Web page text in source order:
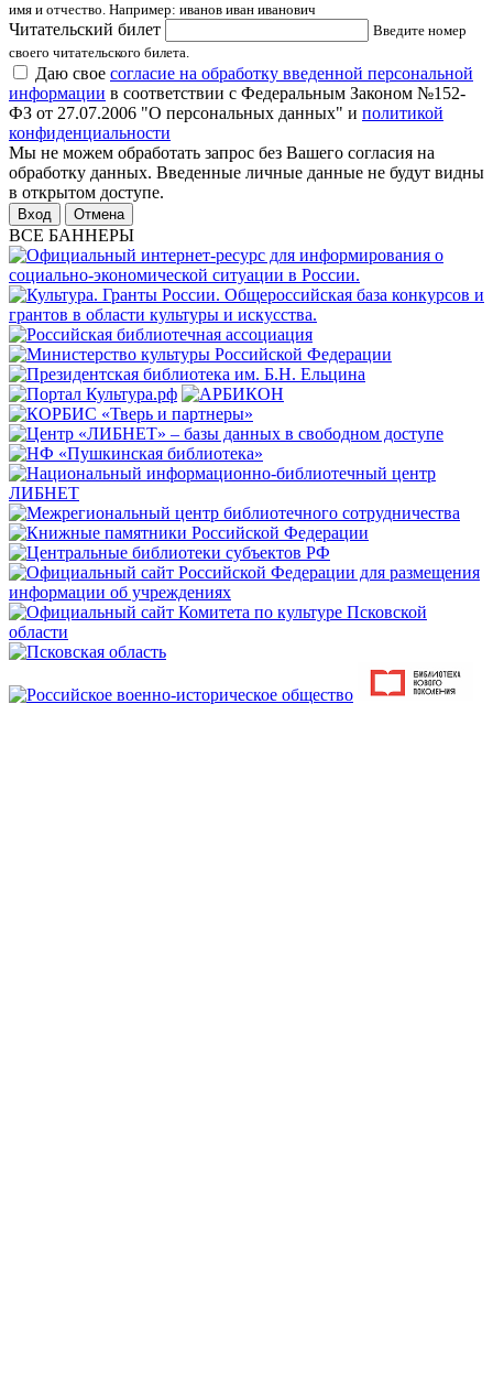
имя и отчество. Например: иванов иван иванович
Читательский билет
Введите номер
своего читательского билета.
Даю свое согласие на обработку введенной персональной
информации в соответствии с Федеральным Законом №152-
ФЗ от 27.07.2006 "О персональных данных" и политикой
конфиденциальности
Мы не можем обработать запрос без Вашего согласия на
обработку данных. Введенные личные данные не будут видны
в открытом доступе.
Отмена
ВСЕ БАННЕРЫ